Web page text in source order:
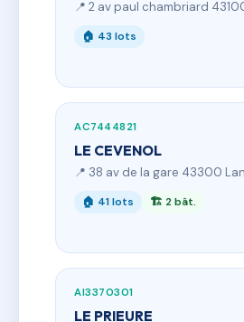
📍 2 av paul chambriard
🏠 43 lots
AC7444821
LE CEVENOL
📍 38 av de la gare 43300
🏠 41 lots 🏗 2 bât.
AI3370301
LE PRIEURE